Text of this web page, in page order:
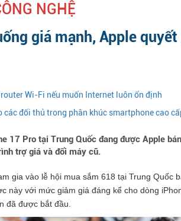
NGHỆ
giá mạnh, Apple
Wi-Fi nếu muốn Internet luôn ổn định
các đối thủ trong phân khúc smartphone cao
17 Pro tại Trung Quốc đang được Apple
trợ giá và đổi máy cũ.
gia vào lễ hội mua sắm 618 tại Trung Quốc
này với mức giảm giá đáng kể cho dòng
đã được bắt đầu.